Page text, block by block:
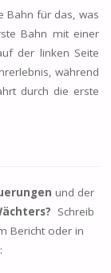
Bahn für das, was
Bahn mit einer
der linken Seite
während
durch die erste
und der
Schreib
Bericht oder in